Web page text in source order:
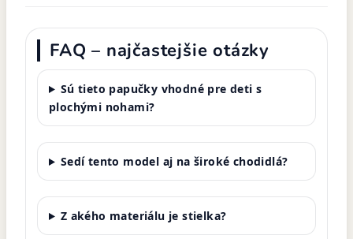
FAQ – najčastejšie otázky
Sú tieto papučky vhodné pre deti s
plochými nohami?
Sedí tento model aj na široké chodidlá?
Z akého materiálu je stielka?